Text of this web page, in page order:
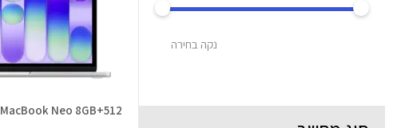
MacBook Neo 8GB+512 כסוף Touch ID
נקה בחירה